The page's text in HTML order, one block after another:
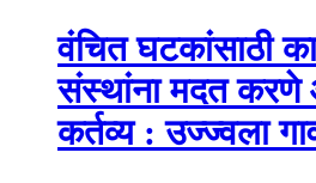
वंचित घटकांसाठी
संस्थांना मदत
कर्तव्य : उज्ज्वला